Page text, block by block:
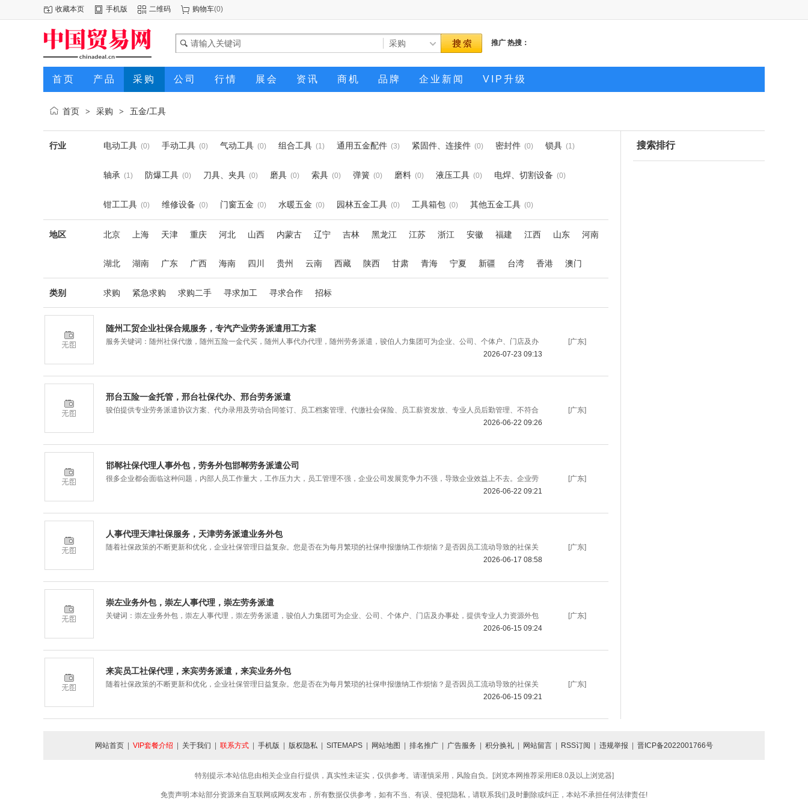
收藏本页 手机版 二维码 购物车(0)
推广 热搜：
首页 产品 采购 公司 行情 展会 资讯 商机 品牌 企业新闻 VIP升级
首页 > 采购 > 五金/工具
行业 电动工具 (0) 手动工具 (0) 气动工具 (0) 组合工具 (1) 通用五金配件 (3) 紧固件、连接件 (0) 密封件 (0) 锁具 (1)
轴承 (1) 防爆工具 (0) 刀具、夹具 (0) 磨具 (0) 索具 (0) 弹簧 (0) 磨料 (0) 液压工具 (0) 电焊、切割设备 (0)
钳工工具 (0) 维修设备 (0) 门窗五金 (0) 水暖五金 (0) 园林五金工具 (0) 工具箱包 (0) 其他五金工具 (0)
地区 北京 上海 天津 重庆 河北 山西 内蒙古 辽宁 吉林 黑龙江 江苏 浙江 安徽 福建 江西 山东 河南
湖北 湖南 广东 广西 海南 四川 贵州 云南 西藏 陕西 甘肃 青海 宁夏 新疆 台湾 香港 澳门
类别 求购 紧急求购 求购二手 寻求加工 寻求合作 招标
随州工贸企业社保合规服务，专汽产业劳务派遣用工方案
服务关键词：随州社保代缴，随州五险一金代买，随州人事代办代理，随州劳务派遣，骏伯人力集团可为企业、公司、个体户、门店及办
2026-07-23 09:13
[广东]
邢台五险一金托管，邢台社保代办、邢台劳务派遣
骏伯提供专业劳务派遣协议方案、代办录用及劳动合同签订、员工档案管理、代缴社会保险、员工薪资发放、专业人员后勤管理、不符合
2026-06-22 09:26
[广东]
邯郸社保代理人事外包，劳务外包邯郸劳务派遣公司
很多企业都会面临这种问题，内部人员工作量大，工作压力大，员工管理不强，企业公司发展竞争力不强，导致企业效益上不去。企业劳
2026-06-22 09:21
[广东]
人事代理天津社保服务，天津劳务派遣业务外包
随着社保政策的不断更新和优化，企业社保管理日益复杂。您是否在为每月繁琐的社保申报缴纳工作烦恼？是否因员工流动导致的社保关
2026-06-17 08:58
[广东]
崇左业务外包，崇左人事代理，崇左劳务派遣
关键词：崇左业务外包，崇左人事代理，崇左劳务派遣，骏伯人力集团可为企业、公司、个体户、门店及办事处，提供专业人力资源外包
2026-06-15 09:24
[广东]
来宾员工社保代理，来宾劳务派遣，来宾业务外包
随着社保政策的不断更新和优化，企业社保管理日益复杂。您是否在为每月繁琐的社保申报缴纳工作烦恼？是否因员工流动导致的社保关
2026-06-15 09:21
[广东]
搜索排行
网站首页 VIP套餐介绍 关于我们 联系方式 手机版 版权隐私 SITEMAPS 网站地图 排名推广 广告服务 积分换礼 网站留言 RSS订阅 违规举报 晋ICP备2022001766号
特别提示:本站信息由相关企业自行提供，真实性未证实，仅供参考。请谨慎采用，风险自负。[浏览本网推荐采用IE8.0及以上浏览器]
免责声明:本站部分资源来自互联网或网友发布，所有数据仅供参考，如有不当、有误、侵犯隐私，请联系我们及时删除或纠正，本站不承担任何法律责任!